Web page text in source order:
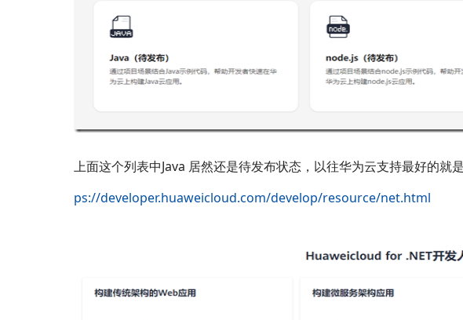
上面这个列表中Java 居然还是待发布状态，以往华为云支持最好的就
ps://developer.huaweicloud.com/develop/resource/net.html